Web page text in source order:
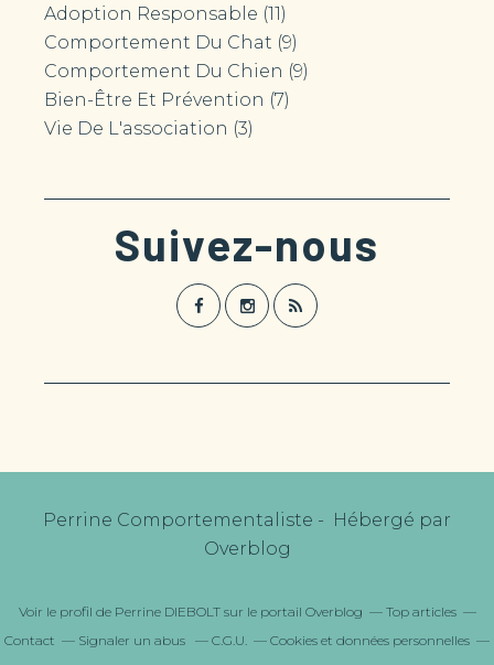
Adoption Responsable (11)
Comportement Du Chat (9)
Comportement Du Chien (9)
Bien-Être Et Prévention (7)
Vie De L'association (3)
Suivez-nous
Perrine Comportementaliste - Hébergé par
Overblog
Voir le profil de Perrine DIEBOLTsur le portail Overblog
Top articles
Contact
Signaler un abus C.G.U.
Cookies et données personnelles